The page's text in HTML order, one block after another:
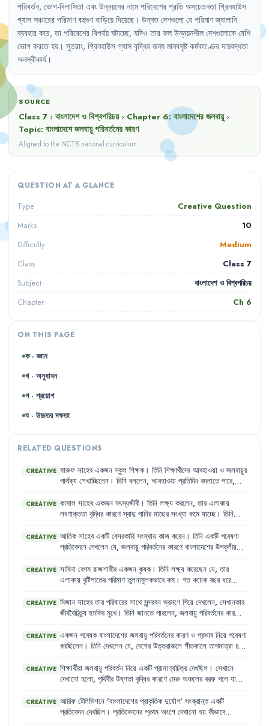
পরিবর্তন, ভোগ-বিলাসিতা এবং উন্নয়নের নামে পরিবেশের প্রতি অসচেতনতা গ্রিনহাউস
গ্যাস সঞ্চারের পরিমাণ বহুগুণ বাড়িয়ে দিয়েছে । উন্নত দেশগুলো যে পরিমাণ জ্বালানি
ব্যবহার করে, তা পরিবেশের বিপর্যয় ঘটাচ্ছে, যদিও তার ফল উন্নয়নশীল দেশগুলোকে বেশি
ভোগ করতে হয় । সুতরাং, গ্রিনহাউস গ্যাস বৃদ্ধির জন্য মানবসৃষ্ট কর্মকাণ্ডের দায়বদ্ধতা
অনস্বীকার্য।
SOURCE
Class 7 › বাংলাদেশ ও বিশ্বপরিচয় › Chapter 6: বাংলাদেশের জলবায়ু ›
Topic: বাংলাদেশে জলবায়ু পরিবর্তনের কারণ
Aligned to the NCTB national curriculum.
QUESTION AT A GLANCE
Type Creative Question
Marks 10
Difficulty Medium
Class Class 7
Subject বাংলাদেশ ও বিশ্বপরিচয়
Chapter Ch 6
ON THIS PAGE
ক · জ্ঞান
খ · অনুধাবন
গ · প্রয়োগ
ঘ · উচ্চতর দক্ষতা
RELATED QUESTIONS
CREATIVE মারুফ সাহেব একজন স্কুল শিক্ষক। তিনি শিক্ষার্থীদের আবহাওয়া ও জলবায়ুর
পার্থক্য শেখাচ্ছিলেন । তিনি বললেন, আবহাওয়া প্রতিদিন বদলাতে পারে,
করতে হয়। তিনি আরও বললেন, জলবায়ু পরিবর্তনের পেছনে প্রাকৃতিক
যেমন রয়েছে তেমনি রয়েছে মানবসৃষ্ট কারণও।
CREATIVE কামাল সাহেব একজন মৎস্যজীবী। তিনি লক্ষ্য করলেন, তার এলাকায়
লবণাক্ততা বৃদ্ধির কারণে স্বাদু পানির মাছের সংখ্যা কমে যাচ্ছে। তিনি
প্রবেশ করছে, যা মাছের বসবাসের স্থান ক্ষতিগ্রস্ত করছে । এই
পরিবর্তনগুলো তার জীবনযাত্রাকে প্রভাবিত করছে।
CREATIVE আতিক সাহেব একটি বেসরকারি সংস্থায় কাজ করেন । তিনি একটি গবেষণা
প্রতিবেদনে দেখলেন যে, জলবায়ু পরিবর্তনের কারণে বাংলাদেশের উপকূলীয়
হয়ে পড়ছে। এর ফলে সেখানে ছোঁয়াচে রোগের বিস্তার লক্ষণীয়ভাবে
পাচ্ছে। এছাড়াও, তিনি লক্ষ্য করলেন যে, দেশের বিভিন্ন স্থানে কৃষিজ
CREATIVE সাবিনা বেগম রাজশাহীর একজন কৃষক। তিনি লক্ষ্য করেছেন যে, তার
এলাকায় বৃষ্টিপাতের পরিমাণ তুলনামূলকভাবে কম । গত কয়েক বছর ধরে
হচ্ছে এবং ফসল নষ্ট হচ্ছে। তিনি জানেন যে, এটি একটি প্রাকৃতিক দুর্যোগের
ফল, যার কারণে তার মতো অনেক কৃষক ক্ষতিগ্রস্ত হচ্ছেন।
CREATIVE মিজান সাহেব তার পরিবারের সাথে সুন্দরবন ভ্রমণে গিয়ে দেখলেন, সেখানকার
জীববৈচিত্র্য হুমকির মুখে । তিনি জানতে পারলেন, জলবায়ু পরিবর্তনের কারণে
ইকোসিস্টেমকে ক্ষতিগ্রস্ত করছে। তিনি আরও লক্ষ্য করলেন, মানুষের
অসচেতনতার কারণে প্লাস্টিক বর্জ্য পরিবেশ দূষণ করছে।
CREATIVE একজন গবেষক বাংলাদেশের জলবায়ু পরিবর্তনের কারণ ও প্রভাব নিয়ে গবেষণা
করছিলেন । তিনি দেখলেন যে, দেশের উত্তরাঞ্চলে শীতকালে তাপমাত্রা ৪-৫
আবার বর্ষাকালে দেশের বিভিন্ন অঞ্চলে অতিবৃষ্টির কারণে নদীগুলো উপচে
জনপদকে প্লাবিত করে । তিনি এই দুটি দুর্যোগের কারণ ও মোকাবিলায়
CREATIVE শিক্ষার্থীরা জলবায়ু পরিবর্তন নিয়ে একটি প্রামাণ্যচিত্র দেখছিল । সেখানে
দেখানো হলো, পৃথিবীর উষ্ণতা বৃদ্ধির কারণে মেরু অঞ্চলের বরফ গলে যাচ্ছে
দেখানো হয় যে, শিল্পোন্নত দেশগুলোর ব্যাপক জ্বালানি ব্যবহার এবং
উন্নয়নশীল দেশগুলোর বনভূমি ধ্বংস এর প্রধান কারণ।
CREATIVE আরিফ টেলিভিশনে 'বাংলাদেশের প্রাকৃতিক দুর্যোগ' সংক্রান্ত একটি
প্রতিবেদন দেখছিল । প্রতিবেদনের প্রথম অংশে দেখানো হয় কীভাবে